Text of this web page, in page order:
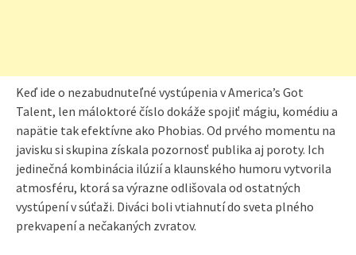
Keď ide o nezabudnuteľné vystúpenia v America’s Got
Talent, len máloktoré číslo dokáže spojiť mágiu, komédiu a
napätie tak efektívne ako Phobias. Od prvého momentu na
javisku si skupina získala pozornosť publika aj poroty. Ich
jedinečná kombinácia ilúzií a klaunského humoru vytvorila
atmosféru, ktorá sa výrazne odlišovala od ostatných
vystúpení v súťaži. Diváci boli vtiahnutí do sveta plného
prekvapení a nečakaných zvratov.